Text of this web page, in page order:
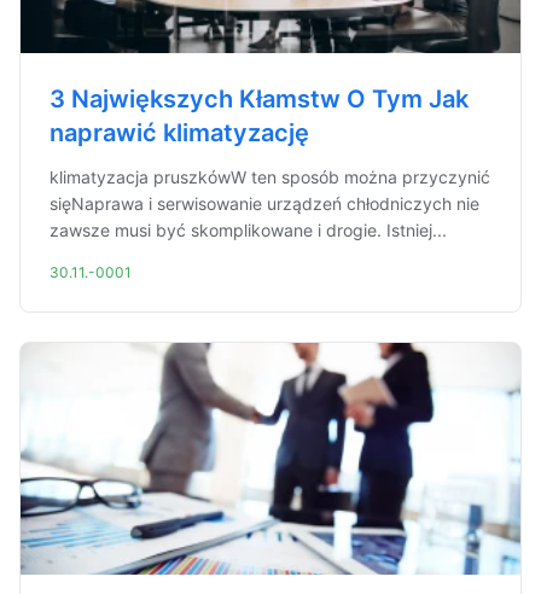
3 Największych Kłamstw O Tym Jak
naprawić klimatyzację
klimatyzacja pruszkówW ten sposób można przyczynić
sięNaprawa i serwisowanie urządzeń chłodniczych nie
zawsze musi być skomplikowane i drogie. Istniej...
30.11.-0001